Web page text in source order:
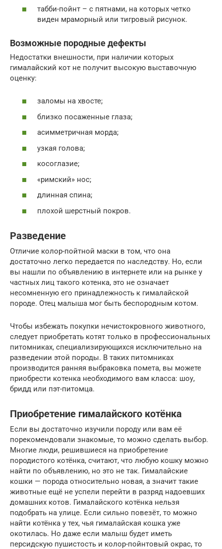
табби-пойнт – с пятнами, на которых четко
виден мраморный или тигровый рисунок.
Возможные породные дефекты
Недостатки внешности, при наличии которых
гималайский кот не получит высокую выставочную
оценку:
заломы на хвосте;
близко посаженные глаза;
асимметричная морда;
узкая голова;
косоглазие;
«римский» нос;
длинная спина;
плохой шерстный покров.
Разведение
Отличие колор-пойтной маски в том, что она
достаточно легко передается по наследству. Но, если
вы нашли по объявлению в интернете или на рынке у
частных лиц такого котенка, это не означает
несомненную его принадлежность к гималайской
породе. Отец малыша мог быть беспородным котом.
Чтобы избежать покупки нечистокровного животного,
следует приобретать котят только в профессиональных
питомниках, специализирующихся исключительно на
разведении этой породы. В таких питомниках
производится ранняя выбраковка помета, вы можете
приобрести котенка необходимого вам класса: шоу,
бридд или пэт-питомца.
Приобретение гималайского котёнка
Если вы достаточно изучили породу или вам её
порекомендовали знакомые, то можно сделать выбор.
Многие люди, решившиеся на приобретение
породистого котёнка, считают, что любую кошку можно
найти по объявлению, но это не так. Гималайские
кошки — порода относительно новая, а значит такие
животные ещё не успели перейти в разряд надоевших
домашних котов. Гималайского котёнка нельзя
подобрать на улице. Если сильно повезёт, то можно
найти котёнка у тех, чья гималайская кошка уже
окотилась. Но даже если малыш будет иметь
персидскую пушистость и колор-пойнтовый окрас, то